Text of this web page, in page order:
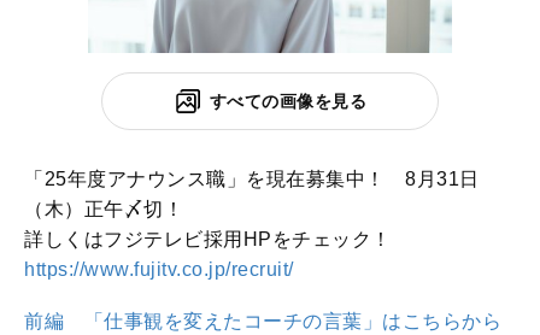
すべての画像を見る
「25年度アナウンス職」を現在募集中！ 8月31日
（木）正午〆切！
詳しくはフジテレビ採用HPをチェック！
https://www.fujitv.co.jp/recruit/
前編 「仕事観を変えたコーチの言葉」はこちらから